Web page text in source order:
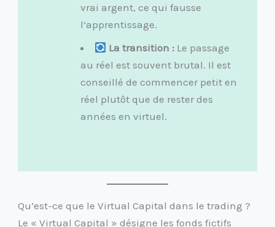
vrai argent, ce qui fausse
l’apprentissage.
La transition : Le passage
au réel est souvent brutal. Il est
conseillé de commencer petit en
réel plutôt que de rester des
années en virtuel.
Qu’est-ce que le Virtual Capital dans le trading ?
Le « Virtual Capital » désigne les fonds fictifs